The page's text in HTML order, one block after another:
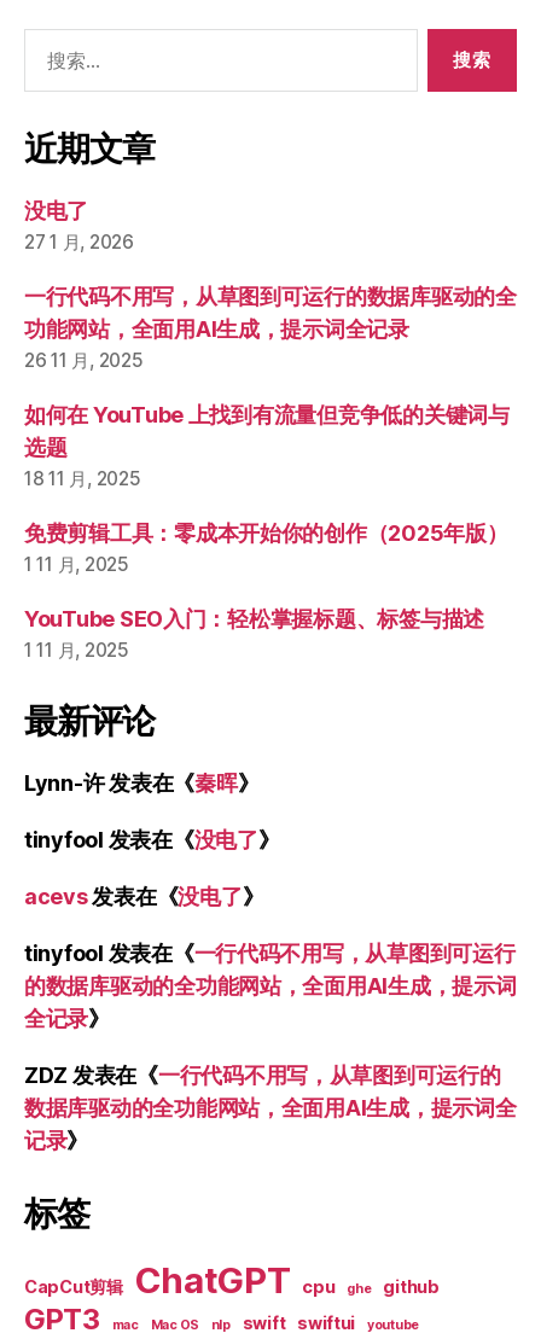
索：
近期文章
没电了
27 1 月, 2026
一行代码不用写，从草图到可运行的数据库驱动的全
功能网站，全面用AI生成，提示词全记录
26 11 月, 2025
如何在 YouTube 上找到有流量但竞争低的关键词与
选题
18 11 月, 2025
免费剪辑工具：零成本开始你的创作（2025年版）
1 11 月, 2025
YouTube SEO入门：轻松掌握标题、标签与描述
1 11 月, 2025
最新评论
Lynn-许发表在《秦晖》
tinyfool 发表在《没电了》
acevs发表在《没电了》
tinyfool 发表在《一行代码不用写，从草图到可运行
的数据库驱动的全功能网站，全面用AI生成，提示词
全记录》
ZDZ 发表在《一行代码不用写，从草图到可运行的
数据库驱动的全功能网站，全面用AI生成，提示词全
记录》
标签
CapCut剪辑 ChatGPT cpu ghe github
GPT3 mac Mac OS nlp swift swiftui youtube